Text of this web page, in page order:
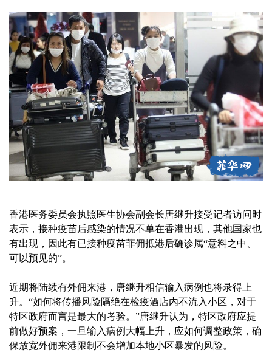
香港医务委员会执照医生协会副会长唐继升接受记者访问时
表示，接种疫苗后感染的情况不单在香港出现，其他国家也
有出现，因此有已接种疫苗菲佣抵港后确诊属“意料之中、
可以预见的”。
近期将陆续有外佣来港，唐继升相信输入病例也将录得上
升。“如何将传播风险隔绝在检疫酒店内不流入小区，对于
特区政府而言是最大的考验。”唐继升认为，特区政府应提
前做好预案，一旦输入病例大幅上升，应如何调整政策，确
保放宽外佣来港限制不会增加本地小区暴发的风险。